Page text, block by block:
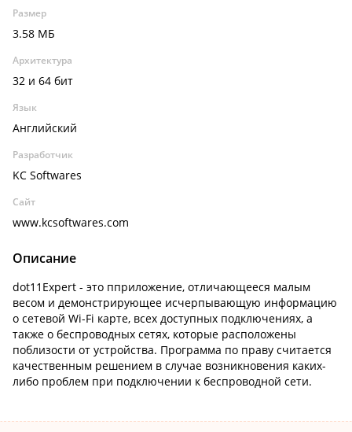
Размер
3.58 МБ
Архитектура
32 и 64 бит
Язык
Английский
Разработчик
KC Softwares
Сайт
www.kcsoftwares.com
Описание
dot11Expert - это пприложение, отличающееся малым
весом и демонстрирующее исчерпывающую информацию
о сетевой Wi-Fi карте, всех доступных подключениях, а
также о беспроводных сетях, которые расположены
поблизости от устройства. Программа по праву считается
качественным решением в случае возникновения каких-
либо проблем при подключении к беспроводной сети.